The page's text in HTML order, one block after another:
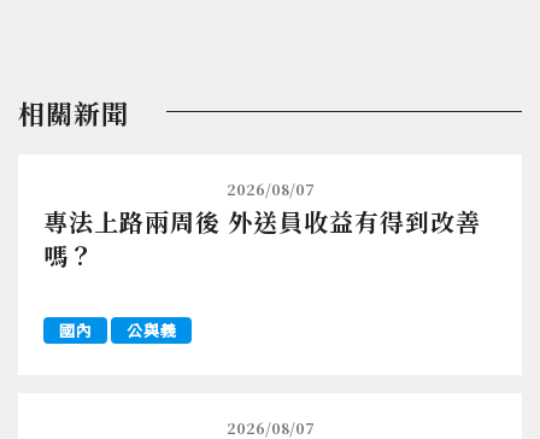
相關新聞
2026/08/07
專法上路兩周後 外送員收益有得到改善
嗎？
國內 公與義
2026/08/07